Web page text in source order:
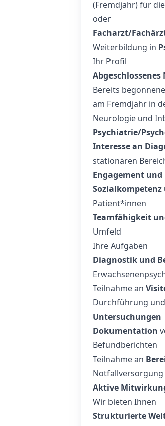
(Fremdjahr) für
oder
Facharzt/
Weiterbildung in
Ihr Profil
Bereits
am Fremdjahr in
Neurologie und
Psychiatrie/
Interesse an
stationären
Engagement
Patient*innen
Teamfähigkeit
Umfeld
Ihre Aufgaben
Diagnostik und
Teilnahme an
Durchführung
Untersuchungen
Dokumentation
Befundberichten
Teilnahme an
Notfallversorgung
Aktive
Wir bieten Ihnen
Strukturierte